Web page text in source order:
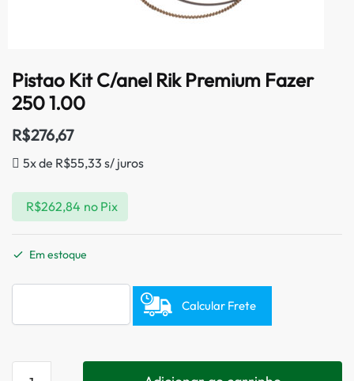
Pistao Kit C/anel Rik Premium Fazer
250 1.00
R$276,67
5x de R$55,33 s/ juros
R$262,84 no Pix
Em estoque
Calcular Frete